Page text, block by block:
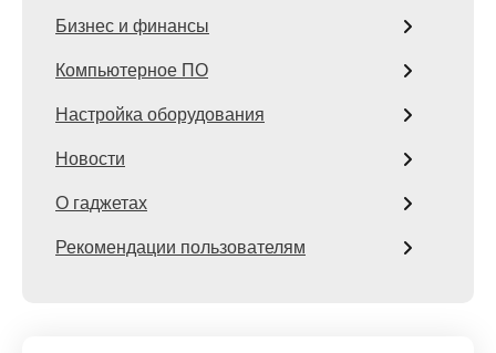
Бизнес и финансы
Компьютерное ПО
Настройка оборудования
Новости
О гаджетах
Рекомендации пользователям